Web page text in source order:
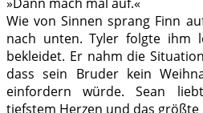
Wie von Sinnen sprang Finn
nach unten. Tyler folgte ihm
bekleidet. Er nahm die
dass sein Bruder kein
einfordern würde. Sean
tiefstem Herzen und das größte